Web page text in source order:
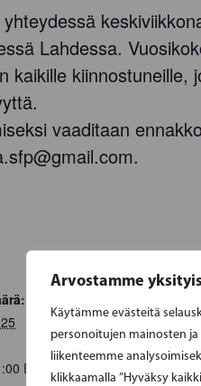
Arvostamme
Käytämme evästeitä
personoitujen mainosten ja
liikenteemme
klikkaamalla ”Hyväksy
Lahdessa.
kaikille
vaaditaan
EET